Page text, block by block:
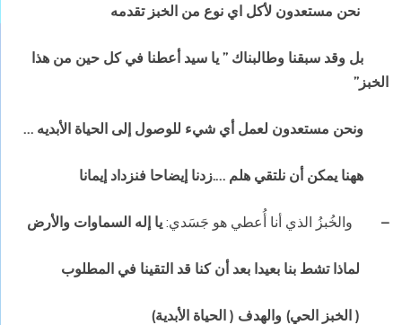
نحن مستعدون لأكل اي نوع من الخبز تقدمه
بل وقد سبقنا وطالبناك ” يا سيد أعطنا في كل حين من هذا
الخبز”
ونحن مستعدون لعمل أي شيء للوصول إلى الحياة الأبديه …
ههنا يمكن أن نلتقي هلم ….زدنا إيضاحا فنزداد إيمانا
– والخُبزُ الذي أنا أُعطي هو جَسَدي: يا إله السماوات والأرض
لماذا تشط بنا بعيدا بعد أن كنا قد التقينا في المطلوب
( الخبز الحي) والهدف ( الحياة الأبدية)